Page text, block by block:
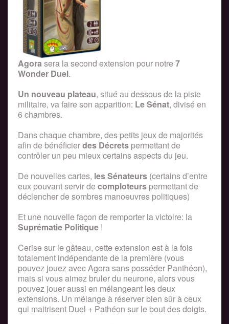
Agora sera la second extension pour notre 7
Wonder Duel.
Un nouveau plateau, situé au dessous de la piste
militaire, va faire son apparition: Le Sénat, divisé en
6 chambres.
Dans chaque chambre, des petits jeux de majorités
afin de bénéficierdes Décrets permettant de
contrôler un peu mieux certains aspects du jeu.
De nouvelles cartes, les Sénateurs (certains d’entre
eux pouvant servir de comploteurs permettant de
déclencher de sombres manoeuvres politiques)
Et une nouvelle façon de remporter la victoire: la
Suprématie Politique !
Cerise sur le gâteau, cette extension est à la fois
totalement indépendante de la première (vous
pouvez jouez avec Agora sans posséder Panthéon),
mais si vous aimez bruler du neurone, alors vous
pouvez jouer aussi en mélangeant les deux
extensions. Un mélange à réserver bien sûr à ceux
qui maitrisent Duel + Pathéon sur le bout des doigts.